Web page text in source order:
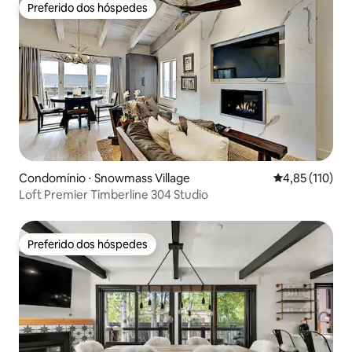
Preferido dos hóspedes
Preferido dos hóspedes
Condomínio ⋅ Snowmass Village 4,85 de uma
4,85 (110)
Loft Premier Timberline 304 Studio
Preferido dos hóspedes
Preferido dos hóspedes